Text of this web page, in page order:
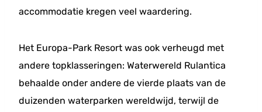
accommodatie kregen veel waardering.
Het Europa-Park Resort was ook verheugd met
andere topklasseringen: Waterwereld Rulantica
behaalde onder andere de vierde plaats van de
duizenden waterparken wereldwijd, terwijl de